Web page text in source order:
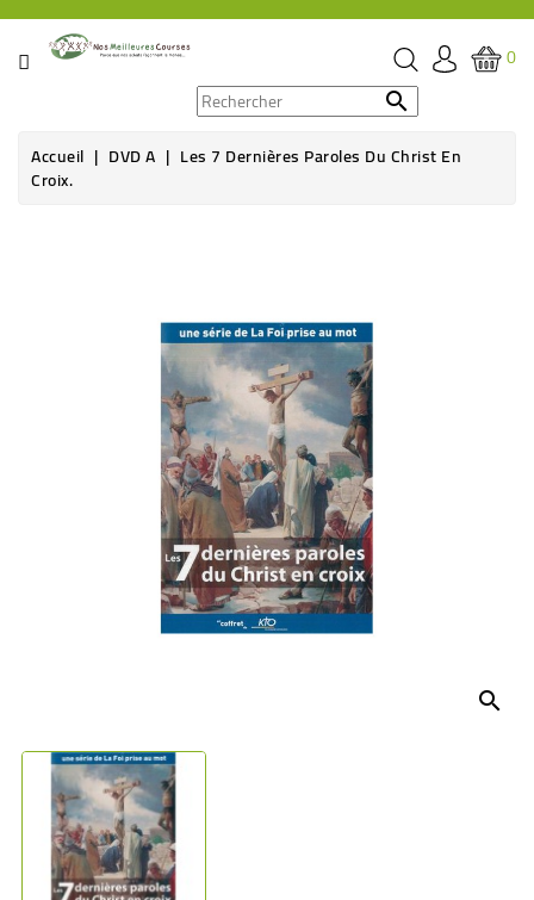
CATÉGORIE
ÉPICERIE
0

Accueil DVD A Les 7 Dernières Paroles Du Christ En
Croix.
search